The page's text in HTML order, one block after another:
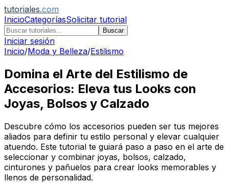
tutoriales.com
InicioCategoríasSolicitar tutorial
Buscar
Iniciar sesión
Inicio/Moda y Belleza/Estilismo
Domina el Arte del Estilismo de
Accesorios: Eleva tus Looks con
Joyas, Bolsos y Calzado
Descubre cómo los accesorios pueden ser tus mejores
aliados para definir tu estilo personal y elevar cualquier
atuendo. Este tutorial te guiará paso a paso en el arte de
seleccionar y combinar joyas, bolsos, calzado,
cinturones y pañuelos para crear looks memorables y
llenos de personalidad.